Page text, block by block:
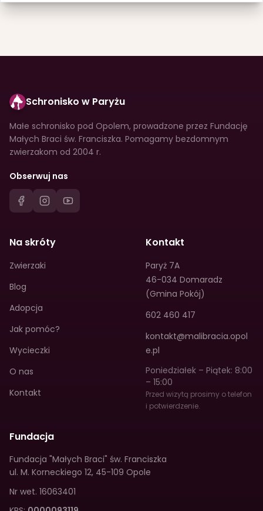
Schronisko w Paryżu
Małe schronisko pod Opolem, prowadzone przez Fundację
Małych Braci św. Franciszka. Pomagamy bezdomnym
zwierzakom od 2004 r.
Obserwuj nas
Na skróty
Zwierzaki
Blog
Adopcja
Jak pomóc?
Wycieczki
O nas
Kontakt
Kontakt
Paryż 7A
46-034 Domaradz
(Gmina Pokój)
602 460 417
kontakt@malibracia.opol
e.pl
Poniedziałek – Piątek: 8:00
– 15:00
Przed wizytą prosimy o telefon
i potwierdzenie.
Fundacja
Fundacja "Małych Braci" św. Franciszka
ul. M. Korneckiego 12, 45-109 Opole
Nr wet. 16063401